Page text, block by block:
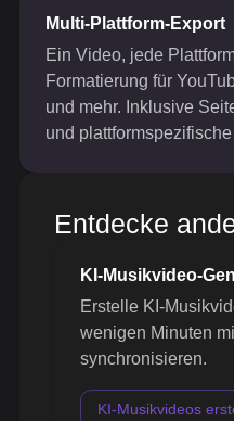
Multi-Plattform-Export
Ein Video, jede
Formatierung für
und mehr. Inklusive
und
Entdecke
KI-Musikvideo-
Erstelle KI-
wenigen Minuten
synchronisieren.
KI-Musikvideos